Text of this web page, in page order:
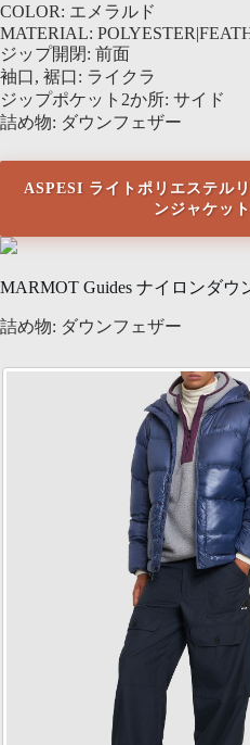
COLOR: エメラルド
MATERIAL:
ジップ開閉: 前面
袖口, 裾口: ライクラ
ジップポケット2か所: サイド
詰め物: ダウンフェザー
ASPESI ライトポリエステル
ンジャケット
MARMOT Guides ナイロンダウ
詰め物: ダウンフェザー